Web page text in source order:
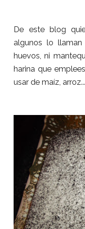
De este blog
algunos lo
huevos, ni
harina que
usar de maíz,